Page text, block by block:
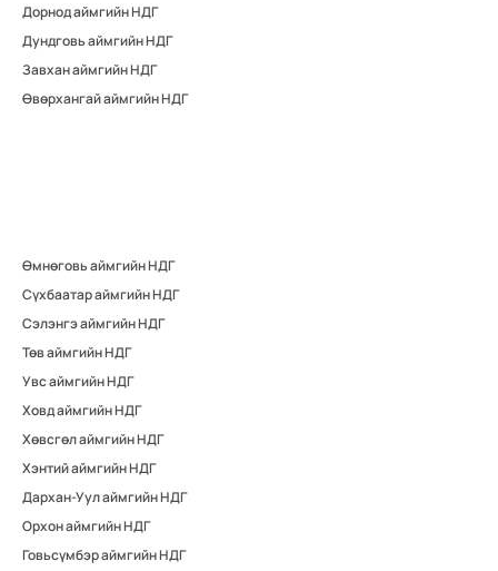
Дорнод аймгийн НДГ
Дундговь аймгийн НДГ
Завхан аймгийн НДГ
Өвөрхангай аймгийн НДГ
Өмнөговь аймгийн НДГ
Сүхбаатар аймгийн НДГ
Сэлэнгэ аймгийн НДГ
Төв аймгийн НДГ
Увс аймгийн НДГ
Ховд аймгийн НДГ
Хөвсгөл аймгийн НДГ
Хэнтий аймгийн НДГ
Дархан-Уул аймгийн НДГ
Орхон аймгийн НДГ
Говьсүмбэр аймгийн НДГ